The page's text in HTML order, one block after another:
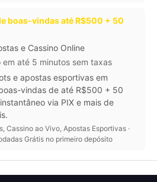
boas-vindas até R$500 + 50
e Cassino Online
em até 5 minutos sem taxas
e apostas esportivas em
vindas de até R$500 + 50
via PIX e mais de
Cassino ao Vivo, Apostas Esportivas ·
Grátis no primeiro depósito